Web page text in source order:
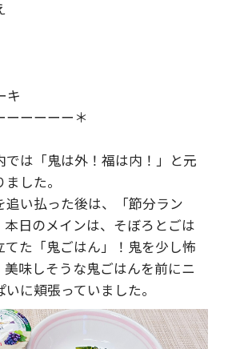
キ
ーーーーー＊
では「鬼は外！福は内！」と元
した。
追い払った後は、「節分ラン
本日のメインは、そぼろとごは
てた「鬼ごはん」！鬼を少し怖
美味しそうな鬼ごはんを前にニ
に頬張っていました。